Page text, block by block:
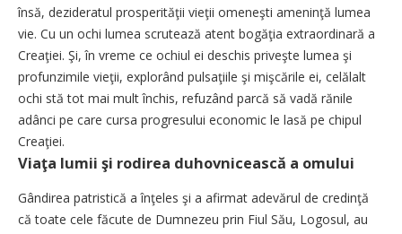
însă, dezideratul prosperităţii vieţii omeneşti ameninţă lumea
vie. Cu un ochi lumea scrutează atent bogăţia extraordinară a
Creaţiei. Şi, în vreme ce ochiul ei deschis priveşte lumea şi
profunzimile vieţii, explorând pulsaţiile şi mişcările ei, celălalt
ochi stă tot mai mult închis, refuzând parcă să vadă rănile
adânci pe care cursa progresului economic le lasă pe chipul
Creaţiei.
Viaţa lumii şi rodirea duhovnicească a omului
Gândirea patristică a înţeles şi a afirmat adevărul de credinţă
că toate cele făcute de Dumnezeu prin Fiul Său, Logosul, au